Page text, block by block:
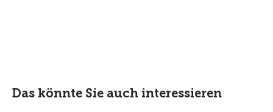
Das könnte Sie auch interessieren